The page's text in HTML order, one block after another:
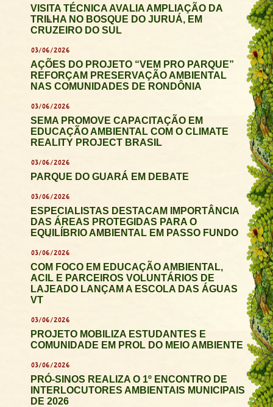
VISITA TÉCNICA AVALIA AMPLIAÇÃO DA
TRILHA NO BOSQUE DO JURUÁ, EM
CRUZEIRO DO SUL
03/06/2026
AÇÕES DO PROJETO “VEM PRO PARQUE”
REFORÇAM PRESERVAÇÃO AMBIENTAL
NAS COMUNIDADES DE RONDÔNIA
03/06/2026
SEMA PROMOVE CAPACITAÇÃO EM
EDUCAÇÃO AMBIENTAL COM O CLIMATE
REALITY PROJECT BRASIL
03/06/2026
PARQUE DO GUARÁ EM DEBATE
03/06/2026
ESPECIALISTAS DESTACAM IMPORTÂNCIA
DAS ÁREAS PROTEGIDAS PARA O
EQUILÍBRIO AMBIENTAL EM PASSO FUNDO
03/06/2026
COM FOCO EM EDUCAÇÃO AMBIENTAL,
ACIL E PARCEIROS VOLUNTÁRIOS DE
LAJEADO LANÇAM A ESCOLA DAS ÁGUAS
VT
03/06/2026
PROJETO MOBILIZA ESTUDANTES E
COMUNIDADE EM PROL DO MEIO AMBIENTE
03/06/2026
PRÓ-SINOS REALIZA O 1º ENCONTRO DE
INTERLOCUTORES AMBIENTAIS MUNICIPAIS
DE 2026